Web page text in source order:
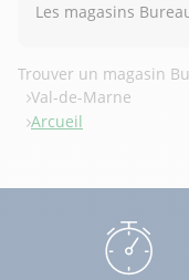
Les magasins
Trouver un magasin
Val-de-Marne
Arcueil